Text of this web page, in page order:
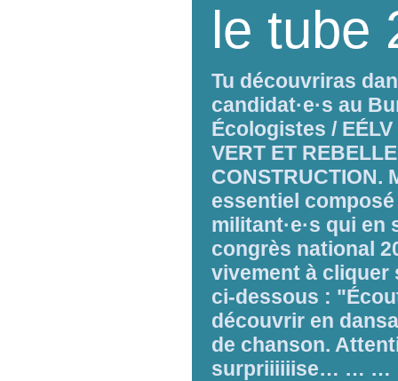
le tube
Tu découvriras
candidat·e·s au
Écologistes /
VERT ET
CONSTRUCTION.
essentiel
militant·e·s qui
congrès national
vivement à
ci-dessous :
découvrir en
de chanson.
surpriiiiiise… … …